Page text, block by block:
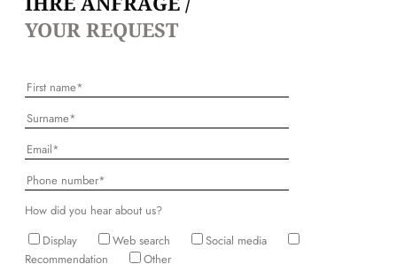
YOUR REQUEST
How did you hear about us?
Display
Web search
Social media
Recommendation
Other